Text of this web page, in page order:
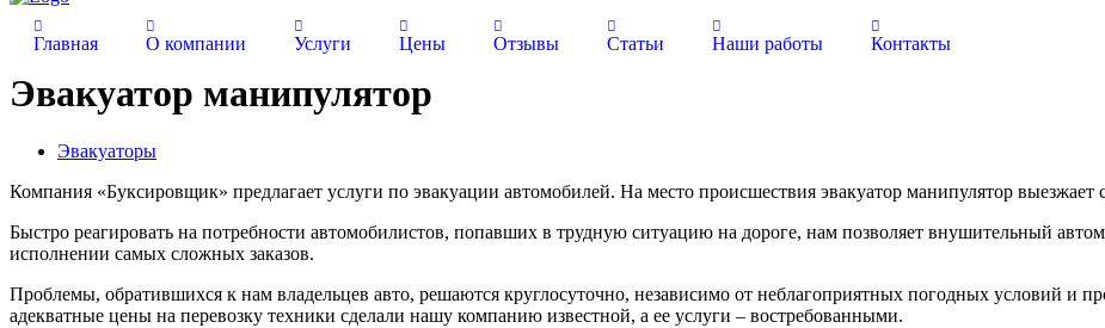
Главная О компании Услуги Цены Отзывы Статьи Наши работы Контакты
Эвакуатор манипулятор
Эвакуаторы
Компания «Буксировщик» предлагает услуги по эвакуации автомобилей. На место происшествия эвакуатор манипулятор выезжает
Быстро реагировать на потребности автомобилистов, попавших в трудную ситуацию на дороге, нам позволяет внушительный
исполнении самых сложных заказов.
Проблемы, обратившихся к нам владельцев авто, решаются круглосуточно, независимо от неблагоприятных погодных условий и
адекватные цены на перевозку техники сделали нашу компанию известной, а ее услуги – востребованными.